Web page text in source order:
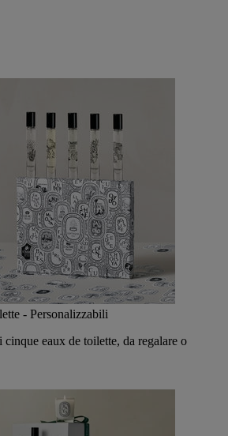
- Personalizzabili
eaux de toilette, da regalare o